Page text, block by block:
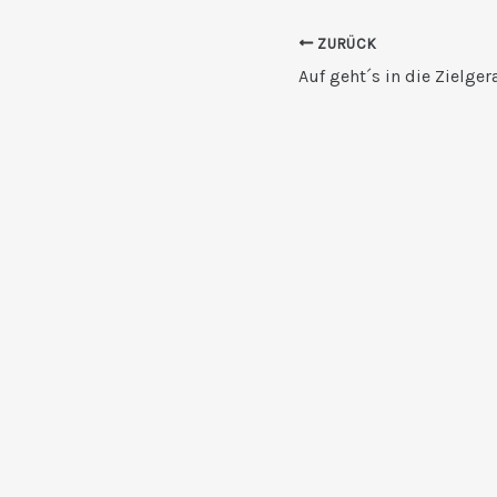
ZURÜCK
Auf geht´s in die